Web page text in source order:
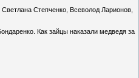
Степченко, Всеволод Ларионов,
Как зайцы наказали медведя за